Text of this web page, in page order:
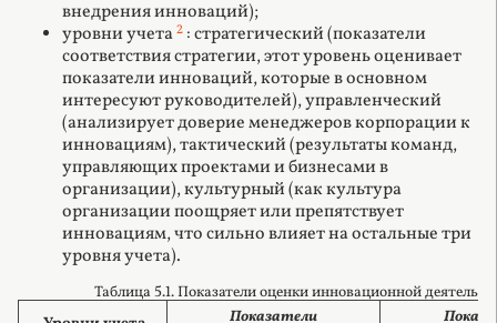
внедрения инноваций);
уровни учета2 : стратегический (показатели
соответствия стратегии, этот уровень оценивает
показатели инноваций, которые в основном
интересуют руководителей), управленческий
(анализирует доверие менеджеров корпорации к
инновациям), тактический (результаты команд,
управляющих проектами и бизнесами в
организации), культурный (как культура
организации поощряет или препятствует
инновациям, что сильно влияет на остальные три
уровня учета).
Таблица 5.1. Показатели оценки инновационной
Показатели